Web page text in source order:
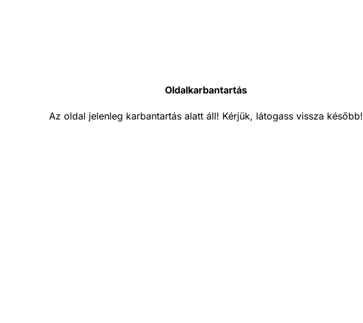
Oldalkarbantartás
Az oldal jelenleg karbantartás alatt áll! Kérjük, látogass vissza később!